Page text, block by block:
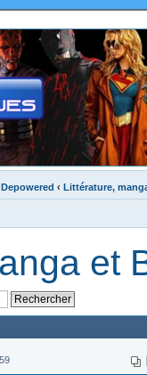
Depowered ‹ Littérature,
et